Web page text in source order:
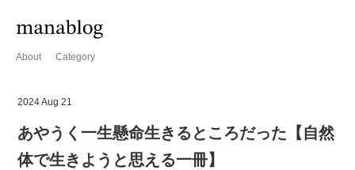
About Category
2024 Aug 21
あやうく一生懸命生きるところだった【自然
体で生きようと思える一冊】